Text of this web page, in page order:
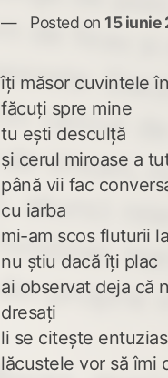
Posted on 15 iunie
îți măsor cuvintele
făcuți spre mine
tu ești desculță
și cerul miroase a
până vii fac
cu iarba
mi-am scos fluturii
nu știu dacă îți plac
ai observat deja că
dresați
li se citește
lăcustele vor să îmi